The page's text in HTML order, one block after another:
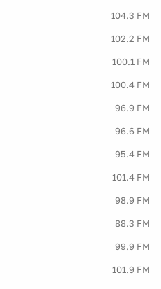
104.3 FM
102.2 FM
100.1 FM
100.4 FM
96.9 FM
96.6 FM
95.4 FM
101.4 FM
98.9 FM
88.3 FM
99.9 FM
101.9 FM